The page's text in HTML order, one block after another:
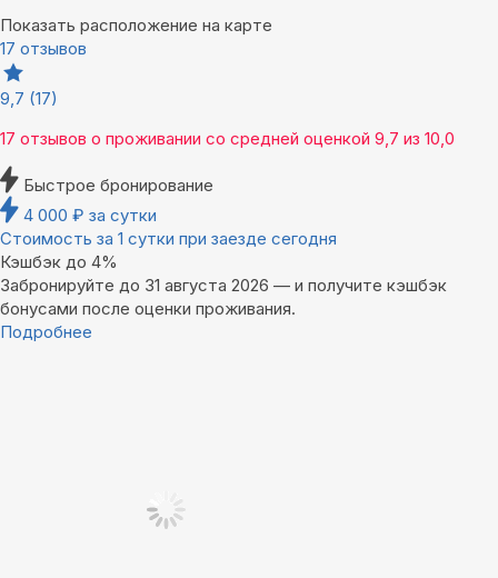
Показать расположение на карте
17 отзывов
9,7 (17)
17 отзывов о проживании со средней оценкой 9,7 из 10,0
Быстрое бронирование
4 000 ₽ за сутки
Стоимость за 1 сутки при заезде сегодня
Кэшбэк до 4%
Забронируйте до 31 августа 2026 — и получите кэшбэк
бонусами после оценки проживания.
Подробнее